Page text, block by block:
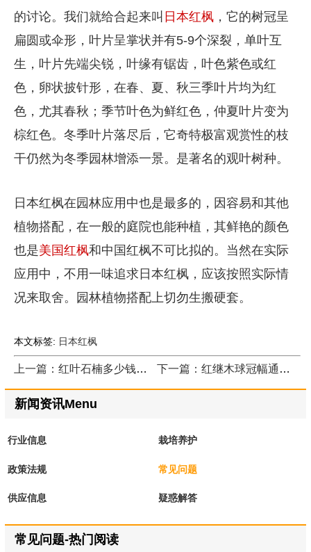
的讨论。我们就给合起来叫 日本红枫，它的树冠呈
扁圆或伞形，叶片呈掌状并有5-9个深裂，单叶互
生，叶片先端尖锐，叶缘有锯齿，叶色紫色或红
色，卵状披针形，在春、夏、秋三季叶片均为红
色，尤其春秋；季节叶色为鲜红色，仲夏叶片变为
棕红色。冬季叶片落尽后，它奇特极富观赏性的枝
干仍然为冬季园林增添一景。是著名的观叶树种。
日本红枫在园林应用中也是最多的，因容易和其他
植物搭配，在一般的庭院也能种植，其鲜艳的颜色
也是美国红枫和中国红枫不可比拟的。当然在实际
应用中，不用一味追求日本红枫，应该按照实际情
况来取舍。园林植物搭配上切勿生搬硬套。
本文标签: 日本红枫
上一篇：红叶石楠多少钱一平方米 下一篇：红继木球冠幅通常是多少
新闻资讯Menu
行业信息 栽培养护
政策法规 常见问题
供应信息 疑惑解答
常见问题-热门阅读